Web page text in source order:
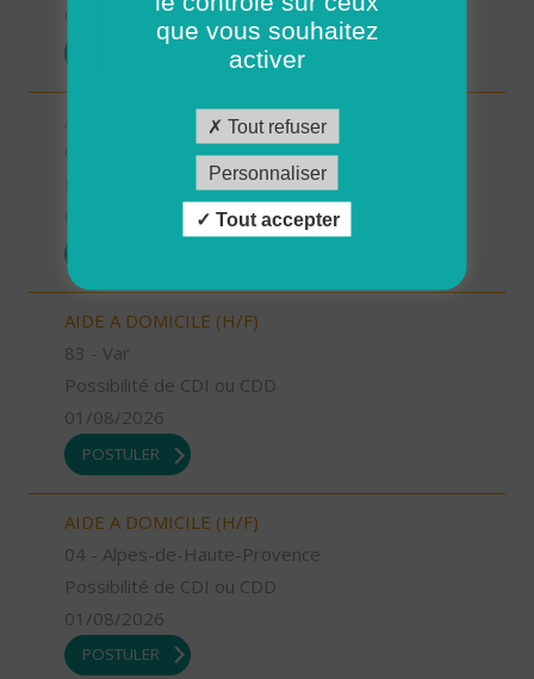
01/08/2026
AIDE SOIGNANT (H/F)
04 - Alpes-de-Haute-Provence
Possibilité de CDI ou CDD
AIDE A DOMICILE (H/F)
83 - Var
Possibilité de CDI ou CDD
01/08/2026
POSTULER
AIDE A DOMICILE (H/F)
04 - Alpes-de-Haute-Provence
Possibilité de CDI ou CDD
01/08/2026
POSTULER
que vous souhaitez
activer
Tout refuser
Personnaliser
Tout accepter